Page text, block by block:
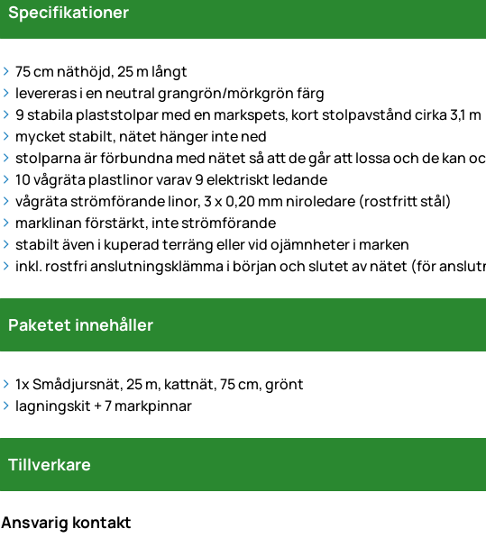
Specifikationer
75 cm näthöjd, 25 m långt
levereras i en neutral grangrön/mörkgrön färg
9 stabila plaststolpar med en markspets, kort stolpavstånd cirka 3,1 m
mycket stabilt, nätet hänger inte ned
stolparna är förbundna med nätet så att de går att lossa och de kan
10 vågräta plastlinor varav 9 elektriskt ledande
vågräta strömförande linor, 3 x 0,20 mm niroledare (rostfritt stål)
marklinan förstärkt, inte strömförande
stabilt även i kuperad terräng eller vid ojämnheter i marken
inkl. rostfri anslutningsklämma i början och slutet av nätet (för
Paketet innehåller
1x Smådjursnät, 25 m, kattnät, 75 cm, grönt
lagningskit + 7 markpinnar
Tillverkare
Ansvarig kontakt